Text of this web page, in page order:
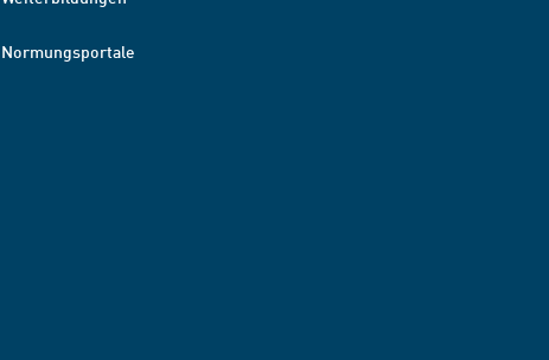
Normungsportale